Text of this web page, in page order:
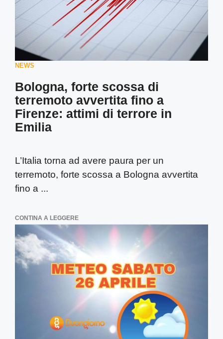
NEWS
Bologna, forte scossa di
terremoto avvertita fino a
Firenze: attimi di terrore in
Emilia
L’Italia torna ad avere paura per un
terremoto, forte scossa a Bologna avvertita
fino a ...
CONTINA A LEGGERE